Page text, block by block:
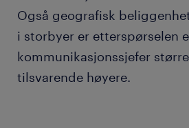
Også geografisk
i storbyer er etterspørselen
kommunikasjonssjefer
tilsvarende høyere.